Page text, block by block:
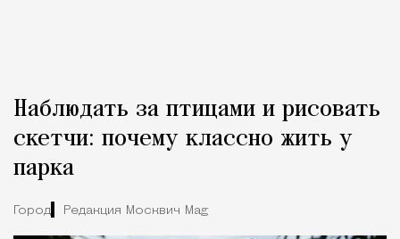
Наблюдать за птицами и рисовать
скетчи: почему классно жить у
парка
Город Редакция Москвич Mag